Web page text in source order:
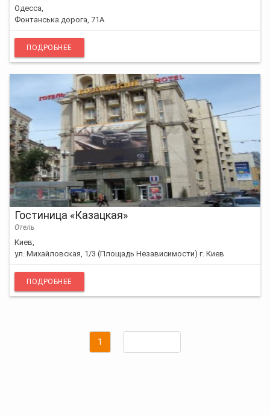
Одесса,
Фонтанська дорога, 71А
ПОДРОБНЕЕ
Гостиница «Казацкая»
Отель
Киев,
ул. Михайловская, 1/3 (Площадь Независимости) г. Киев
ПОДРОБНЕЕ
НавигацияСтраница
1